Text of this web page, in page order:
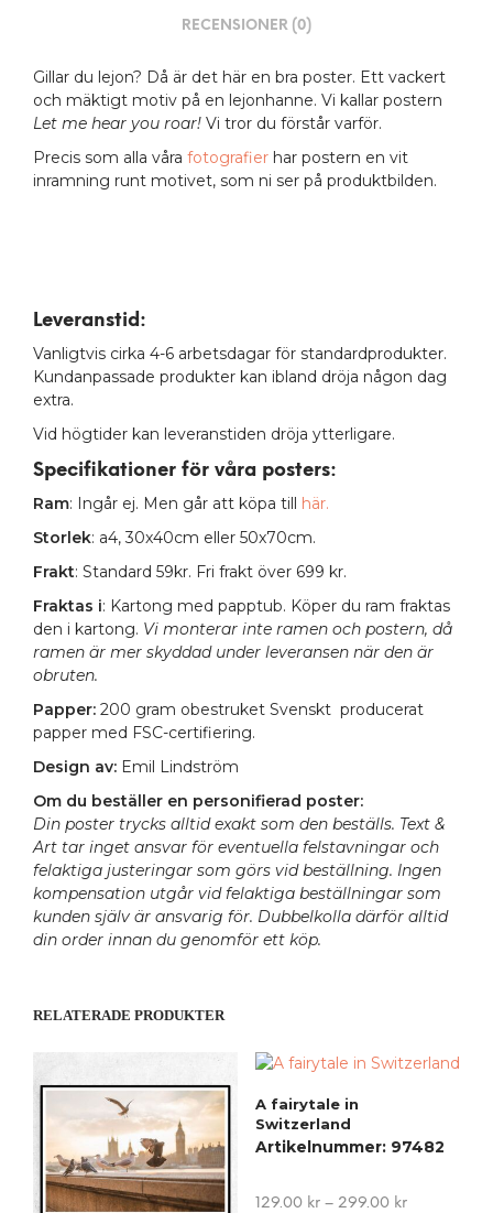
RECENSIONER (0)
Gillar du lejon? Då är det här en bra poster. Ett vackert
och mäktigt motiv på en lejonhanne. Vi kallar postern
Let me hear you roar! Vi tror du förstår varför.
Precis som alla våra fotografier har postern en vit
inramning runt motivet, som ni ser på produktbilden.
Leveranstid:
Vanligtvis cirka 4-6 arbetsdagar för standardprodukter.
Kundanpassade produkter kan ibland dröja någon dag
extra.
Vid högtider kan leveranstiden dröja ytterligare.
Specifikationer för våra posters:
Ram: Ingår ej. Men går att köpa till här.
Storlek: a4, 30x40cm eller 50x70cm.
Frakt: Standard 59kr. Fri frakt över 699 kr.
Fraktas i: Kartong med papptub. Köper du ram fraktas
den i kartong. Vi monterar inte ramen och postern, då
ramen är mer skyddad under leveransen när den är
obruten.
Papper: 200 gram obestruket Svenskt producerat
papper med FSC-certifiering.
Design av: Emil Lindström
Om du beställer en personifierad poster:
Din poster trycks alltid exakt som den beställs. Text &
Art tar inget ansvar för eventuella felstavningar och
felaktiga justeringar som görs vid beställning. Ingen
kompensation utgår vid felaktiga beställningar som
kunden själv är ansvarig för. Dubbelkolla därför alltid
din order innan du genomför ett köp.
RELATERADE PRODUKTER
A fairytale in
Switzerland
Artikelnummer: 97482
129.00 kr– 299.00 kr